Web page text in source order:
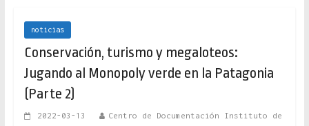
noticias
Conservación, turismo y megaloteos:
Jugando al Monopoly verde en la Patagonia
(Parte 2)
2022-03-13 Centro de Documentación Instituto de